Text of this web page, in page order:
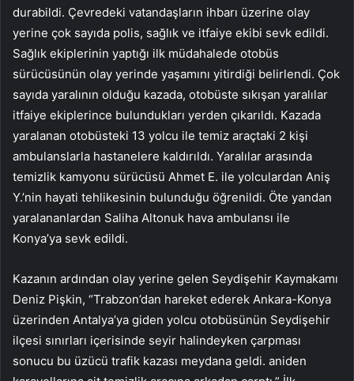
durabildi. Çevredeki vatandaşların ihbarı üzerine olay
yerine çok sayıda polis, sağlık ve itfaiye ekibi sevk edildi.
Sağlık ekiplerinin yaptığı ilk müdahalede otobüs
sürücüsünün olay yerinde yaşamını yitirdiği belirlendi. Çok
sayıda yaralının olduğu kazada, otobüste sıkışan yaralılar
itfaiye ekiplerince bulundukları yerden çıkarıldı. Kazada
yaralanan otobüsteki 13 yolcu ile temiz araçtaki 2 kişi
ambulanslarla hastanelere kaldırıldı. Yaralılar arasında
temizlik kamyonu sürücüsü Ahmet E. ile yolculardan Aniş
Y.’nin hayati tehlikesinin bulunduğu öğrenildi. Öte yandan
yaralananlardan Saliha Altonuk hava ambulansı ile
Konya’ya sevk edildi.
Kazanın ardından olay yerine gelen Seydişehir Kaymakamı
Deniz Pişkin, “Trabzon’dan hareket ederek Ankara-Konya
üzerinden Antalya’ya giden yolcu otobüsünün Seydişehir
ilçesi sınırları içerisinde seyir halindeyken çarpması
sonucu bu üzücü trafik kazası meydana geldi. aniden